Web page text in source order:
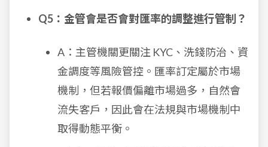
Q5：金管會是否會對匯率的調整進行管制？
A：主管機關更關注 KYC、洗錢防治、資
金調度等風險管控。匯率訂定屬於市場
機制，但若報價偏離市場過多，自然會
流失客戶，因此會在法規與市場機制中
取得動態平衡。